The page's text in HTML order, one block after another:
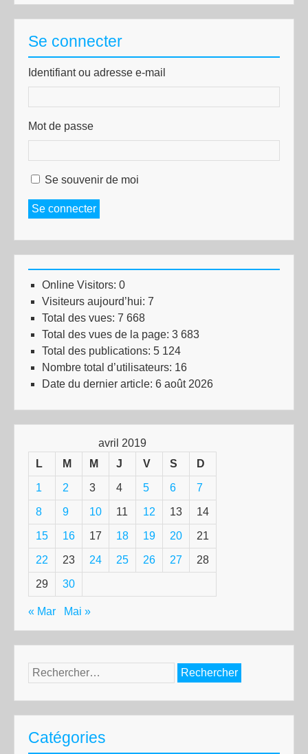
Se connecter
Identifiant ou adresse e-mail
Mot de passe
Se souvenir de moi
Se connecter
Online Visitors: 0
Visiteurs aujourd’hui: 7
Total des vues: 7 668
Total des vues de la page: 3 683
Total des publications: 5 124
Nombre total d’utilisateurs: 16
Date du dernier article: 6 août 2026
avril 2019
L
M M J V S D
1 2 3 4 5 6 7
8 9 10 11 12 13 14
15 16 17 18 19 20 21
22 23 24 25 26 27 28
29 30
« Mar Mai »
Rechercher :
Catégories